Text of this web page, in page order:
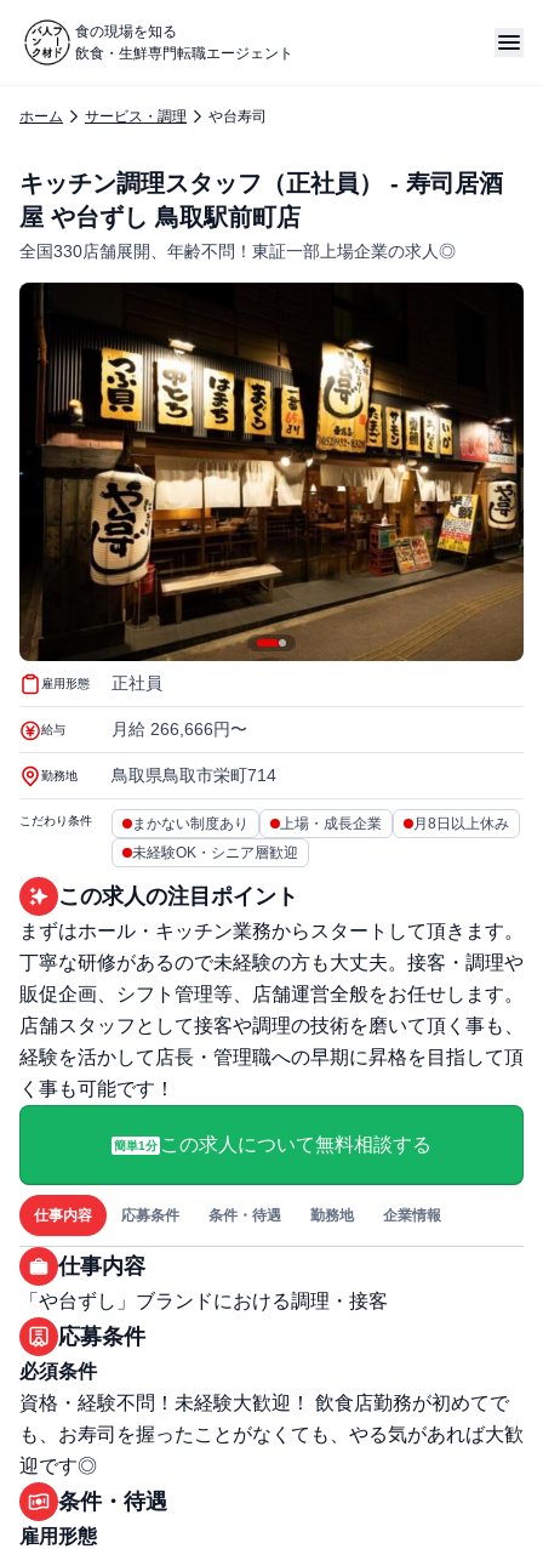
食の現場を知る
飲食・生鮮専門転職エージェント
ホーム サービス・調理 や台寿司
キッチン調理スタッフ（正社員） - 寿司居酒
屋 や台ずし 鳥取駅前町店
全国330店舗展開、年齢不問！東証一部上場企業の求人◎
雇用形態 正社員
給与 月給 266,666円〜
勤務地 鳥取県鳥取市栄町714
こだわり条件 まかない制度あり 上場・成長企業
月8日以上休み
未経験OK・シニア層歓迎
この求人の注目ポイント
まずはホール・キッチン業務からスタートして頂きます。
丁寧な研修があるので未経験の⽅も大丈夫。接客・調理や
販促企画、シフト管理等、店舗運営全般をお任せします。
店舗スタッフとして接客や調理の技術を磨いて頂く事も、
経験を活かして店⻑・管理職への早期に昇格を目指して頂
く事も可能です！
簡単1分 この求人について無料相談する
仕事内容 応募条件 条件・待遇 勤務地 企業情報
仕事内容
「や台ずし」ブランドにおける調理・接客
応募条件
必須条件
資格・経験不問！未経験大歓迎！ 飲食店勤務が初めてで
も、お寿司を握ったことがなくても、やる気があれば大歓
迎です◎
条件・待遇
雇用形態